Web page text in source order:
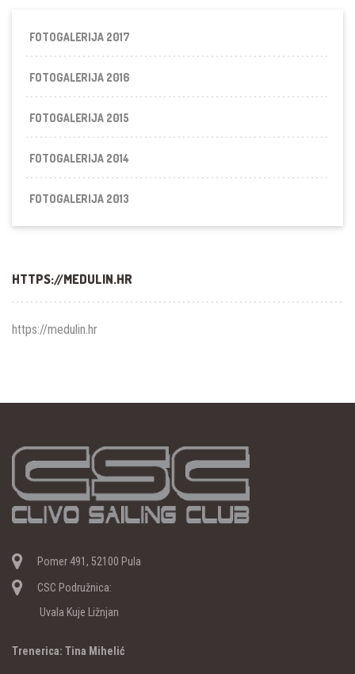
FOTOGALERIJA 2017
FOTOGALERIJA 2016
FOTOGALERIJA 2015
FOTOGALERIJA 2014
FOTOGALERIJA 2013
HTTPS://MEDULIN.HR
https://medulin.hr
Pomer 491, 52100 Pula
CSC Podružnica:
Uvala Kuje Ližnjan
Trenerica: Tina Mihelić